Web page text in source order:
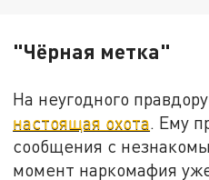
"Чёрная метка"
На неугодного
настоящая охота . Ему
сообщения с
момент наркомафия